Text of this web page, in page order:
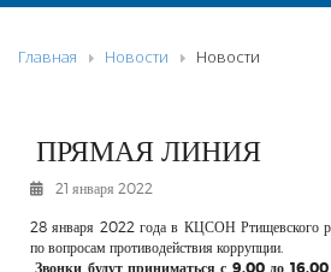
НОВОСТИ
К СВЕДЕНИЮ
РЕКЛАМОДАТЕЛЯМ
Главная Новости Новости
ПРЯМАЯ ЛИНИЯ
21 января 2022
28 января 2022 года в КЦСОН Ртищевского
по вопросам противодействия коррупции.
Звонки будут приниматься с 9.00 до